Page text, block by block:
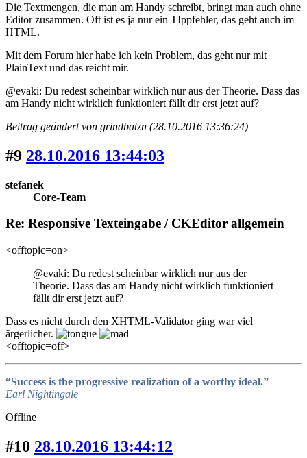
Die Textmengen, die man am Handy schreibt, bringt man auch ohne
Editor zusammen. Oft ist es ja nur ein TIppfehler, das geht auch im
HTML.
Mit dem Forum hier habe ich kein Problem, das geht nur mit
PlainText und das reicht mir.
@evaki: Du redest scheinbar wirklich nur aus der Theorie. Dass das
am Handy nicht wirklich funktioniert fällt dir erst jetzt auf?
Beitrag geändert von grindbatzn (28.10.2016 13:36:24)
#9 28.10.2016 13:44:03
stefanek
Core-Team
Re: Responsive Texteingabe / CKEditor allgemein
<offtopic=on>
@evaki: Du redest scheinbar wirklich nur aus der
Theorie. Dass das am Handy nicht wirklich funktioniert
fällt dir erst jetzt auf?
Dass es nicht durch den XHTML-Validator ging war viel
ärgerlicher.
<offtopic=off>
“Success is the progressive realization of a worthy ideal.” ―
Earl Nightingale
Offline
#10 28.10.2016 13:44:12